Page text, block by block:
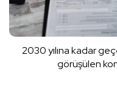
2030 yılına kadar
görüşülen